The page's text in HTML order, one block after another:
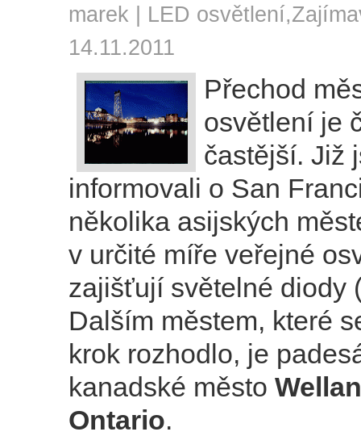
marek | LED osvětlení,
14.11.2011
Přechod
osvětlení je
častější. Již
informovali o San
několika asijských
v určité míře veřejné
zajišťují světelné diody
Dalším městem, které
krok rozhodlo, je
kanadské město
Ontario.